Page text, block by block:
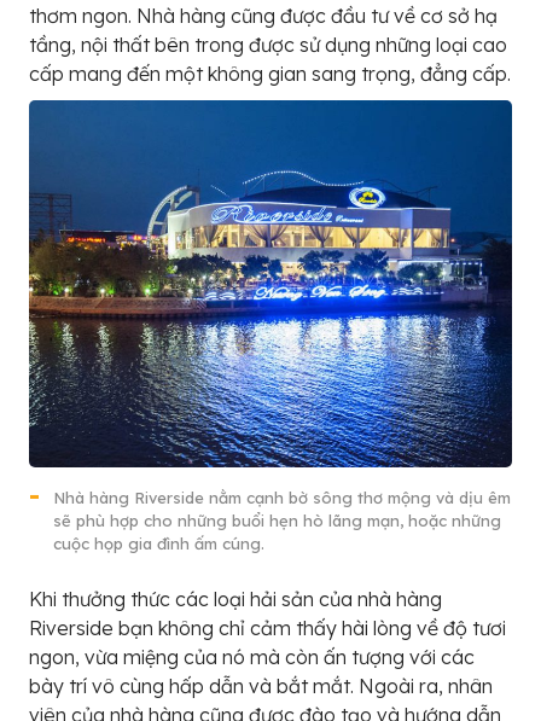
thơm ngon. Nhà hàng cũng được đầu tư về cơ sở hạ
tầng, nội thất bên trong được sử dụng những loại cao
cấp mang đến một không gian sang trọng, đẳng cấp.
Nhà hàng Riverside nằm cạnh bờ sông thơ mộng và dịu êm
sẽ phù hợp cho những buổi hẹn hò lãng mạn, hoặc những
cuộc họp gia đình ấm cúng.
Khi thưởng thức các loại hải sản của nhà hàng
Riverside bạn không chỉ cảm thấy hài lòng về độ tươi
ngon, vừa miệng của nó mà còn ấn tượng với các
bày trí vô cùng hấp dẫn và bắt mắt. Ngoài ra, nhân
viên của nhà hàng cũng được đào tạo và hướng dẫn